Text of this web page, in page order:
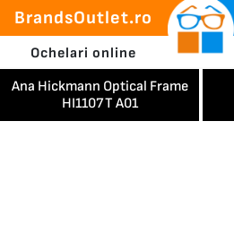
BrandsOutlet.ro
Ochelari online
Ana Hickmann Optical Frame
HI1107T A01